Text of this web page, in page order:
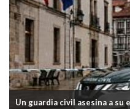
Un guardia civil asesina a su